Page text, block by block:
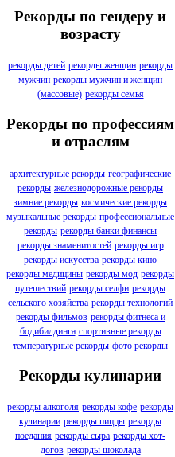
Рекорды по гендеру и
возрасту
рекорды детей рекорды женщин рекорды
мужчин рекорды мужчин и женщин
(массовые) рекорды семья
Рекорды по профессиям
и отраслям
архитектурные рекорды географические
рекорды железнодорожные рекорды
зимние рекорды космические рекорды
музыкальные рекорды профессиональные
рекорды рекорды банки финансы
рекорды знаменитостей рекорды игр
рекорды искусства рекорды кино
рекорды медицины рекорды мод рекорды
путешествий рекорды селфи рекорды
сельского хозяйства рекорды технологий
рекорды фильмов рекорды фитнеса и
бодибилдинга спортивные рекорды
температурные рекорды фото рекорды
Рекорды кулинарии
рекорды алкоголя рекорды кофе рекорды
кулинарии рекорды пиццы рекорды
поедания рекорды сыра рекорды хот-
догов рекорды шоколада